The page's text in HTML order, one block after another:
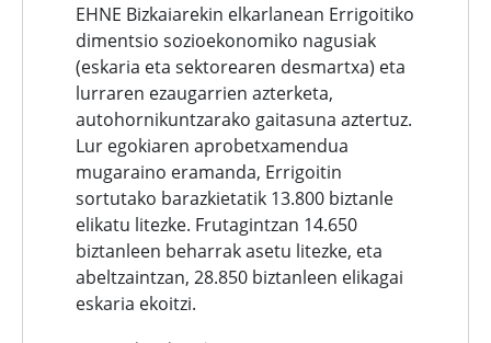
EHNE Bizkaiarekin elkarlanean Errigoitiko
dimentsio sozioekonomiko nagusiak
(eskaria eta sektorearen desmartxa) eta
lurraren ezaugarrien azterketa,
autohornikuntzarako gaitasuna aztertuz.
Lur egokiaren aprobetxamendua
mugaraino eramanda, Errigoitin
sortutako barazkietatik 13.800 biztanle
elikatu litezke. Frutagintzan 14.650
biztanleen beharrak asetu litezke, eta
abeltzaintzan, 28.850 biztanleen elikagai
eskaria ekoitzi.